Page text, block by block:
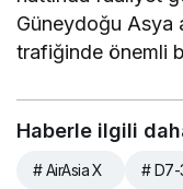
Güneydoğu Asya
trafiğinde önemli
Haberle ilgili
# AirAsia X # D7-